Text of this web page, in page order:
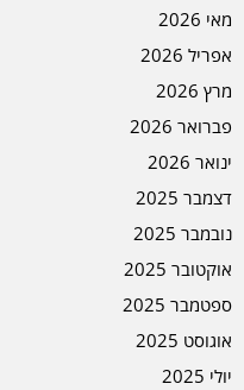
מאי 2026
אפריל 2026
מרץ 2026
פברואר 2026
ינואר 2026
דצמבר 2025
נובמבר 2025
אוקטובר 2025
ספטמבר 2025
אוגוסט 2025
יולי 2025